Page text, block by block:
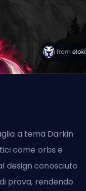
a tema Darkin
come orbs e
design conosciuto
prova, rendendo